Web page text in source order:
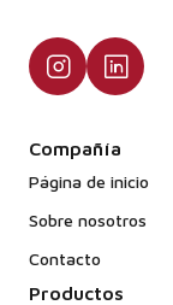
Compañía
Página de inicio
Sobre nosotros
Contacto
Productos